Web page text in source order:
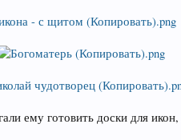
ему готовить доски для